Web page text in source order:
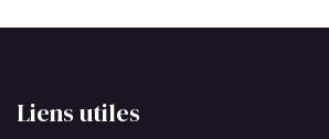
Liens utiles